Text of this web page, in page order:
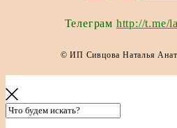
Телеграм http://t.me/
© ИП Сивцова Наталья